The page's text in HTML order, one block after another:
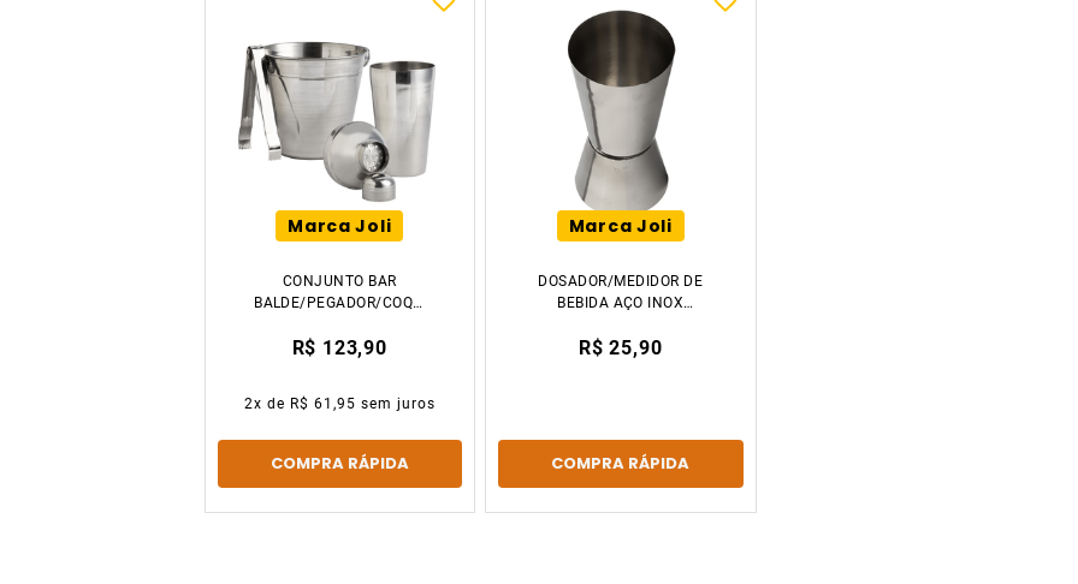
Marca Joli
CONJUNTO BAR
BALDE/PEGADOR/COQUETELEIRA
TIKLAR
R$ 123,90
2x de R$ 61,95 sem juros
COMPRA RÁPIDA
Marca Joli
DOSADOR/MEDIDOR DE
BEBIDA AÇO INOX
R$ 25,90
COMPRA RÁPIDA